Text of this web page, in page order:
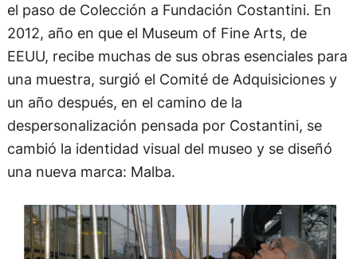
el paso de Colección a Fundación Costantini. En
2012, año en que el Museum of Fine Arts, de
EEUU, recibe muchas de sus obras esenciales para
una muestra, surgió el Comité de Adquisiciones y
un año después, en el camino de la
despersonalización pensada por Costantini, se
cambió la identidad visual del museo y se diseñó
una nueva marca: Malba.